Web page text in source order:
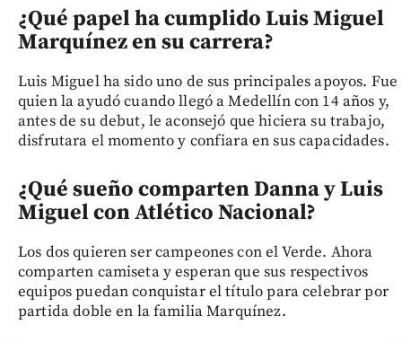
¿Qué papel ha cumplido Luis Miguel
Marquínez en su carrera?
Luis Miguel ha sido uno de sus principales apoyos. Fue
quien la ayudó cuando llegó a Medellín con 14 años y,
antes de su debut, le aconsejó que hiciera su trabajo,
disfrutara el momento y confiara en sus capacidades.
¿Qué sueño comparten Danna y Luis
Miguel con Atlético Nacional?
Los dos quieren ser campeones con el Verde. Ahora
comparten camiseta y esperan que sus respectivos
equipos puedan conquistar el título para celebrar por
partida doble en la familia Marquínez.